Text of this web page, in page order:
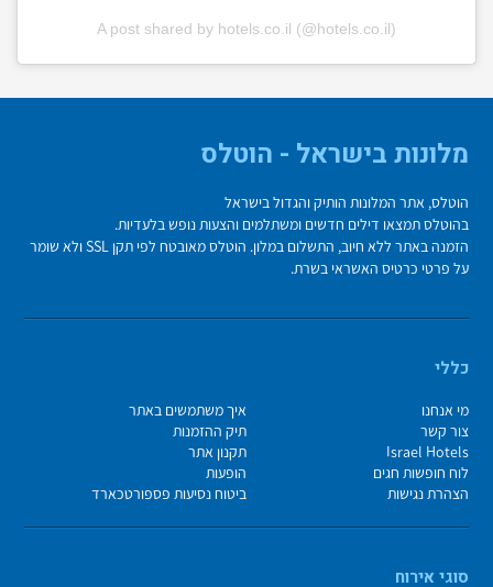
A post shared by hotels.co.il (@hotels.co.il)
מלונות בישראל - הוטלס
הוטלס, אתר המלונות הותיק והגדול בישראל
בהוטלס תמצאו דילים חדשים ומשתלמים והצעות נופש בלעדיות.
הזמנה באתר ללא חיוב, התשלום במלון. הוטלס מאובטח לפי תקן SSL ולא שומר
על פרטי כרטיס האשראי בשרת.
כללי
מי אנחנו
איך משתמשים באתר
צור קשר
תיק ההזמנות
Israel Hotels
תקנון אתר
לוח חופשות חגים
הופעות
הצהרת נגישות
ביטוח נסיעות פספורטכארד
סוגי אירוח